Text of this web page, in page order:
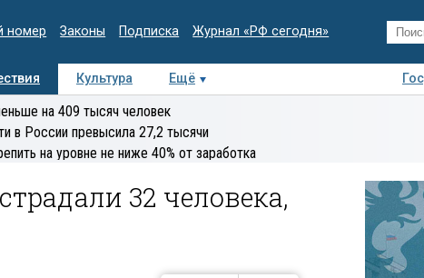
номер Законы Подписка Журнал «РФ сегодня»
Культура Ещё
Интервью Колумнисты
на 409 тысяч человек
в России превысила 27,2 тысячи
на уровне не ниже 40% от заработка
32 человека,